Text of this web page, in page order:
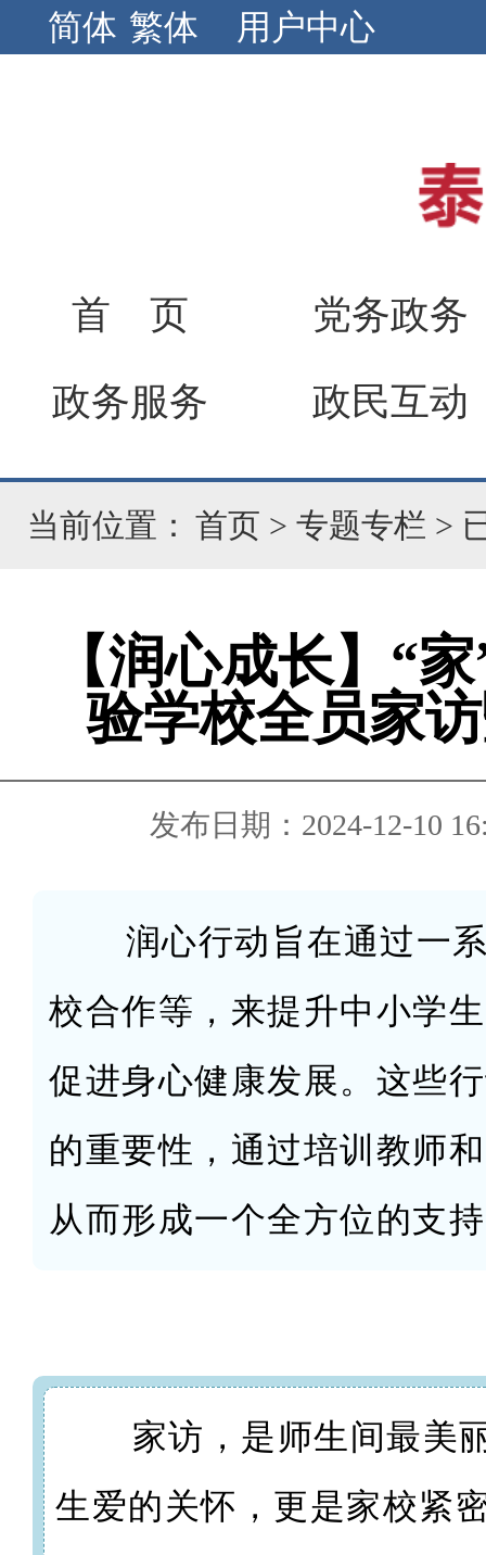
简体 繁体 用户中心
首 页
党务政务
政务服务
政民互动
当前位置： 首页 > 专题专栏 >
【润心成长】“
验学校全员家
发布日期：2024-12-10
润心行动旨在通过一
校合作等，来提升中小学
促进身心健康发展。这些
的重要性，通过培训教师
从而形成一个全方位的支
家访，是师生间最美
生爱的关怀，更是家校紧